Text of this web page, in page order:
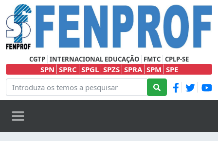
CGTP INTERNACIONAL EDUCAÇÃO FMTC CPLP-SE
SPN SPRC SPGL SPZS SPRA SPM SPE